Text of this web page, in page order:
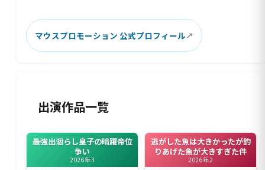
マウスプロモーション 公式プロフィール
出演作品一覧
最強出涸らし皇子の暗躍帝位
争い
2026年3
逃がした魚は大きかったが釣
りあげた魚が大きすぎた件
2026年2